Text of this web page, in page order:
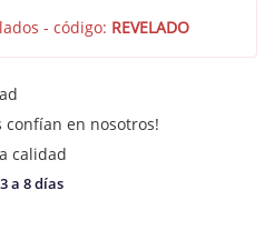
- código: REVELADO
confían en nosotros!
calidad
a 8 días